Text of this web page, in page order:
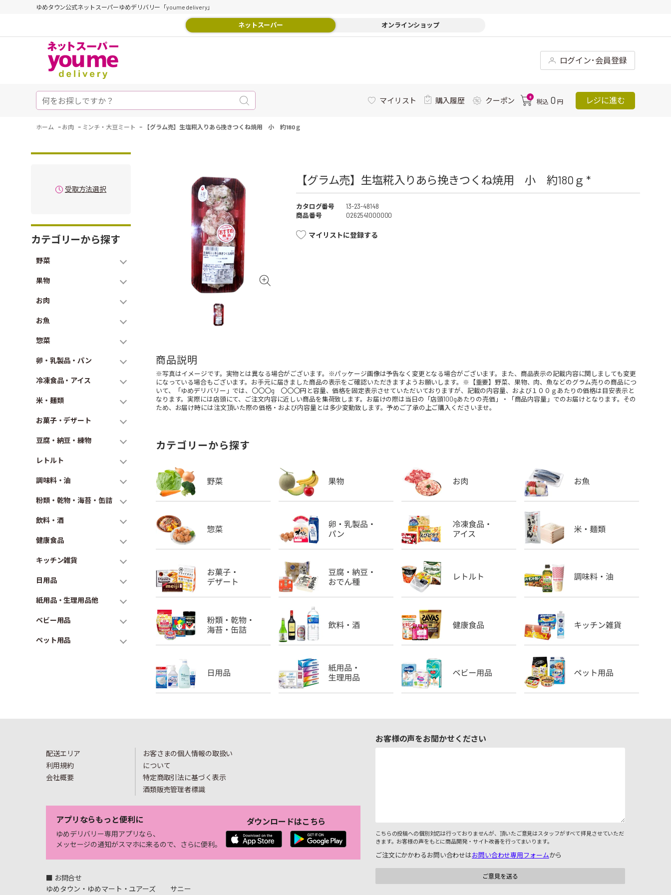
ゆめタウン公式ネットスーパーゆめデリバリー「youme delivery」
ネットスーパー オンラインショップ
ログイン･会員登録
マイリスト 購入履歴 クーポン 0
税込 0 円 レジに進む
ホーム - お肉 - ミンチ・大豆ミート - 【グラム売】生塩糀入りあら挽きつくね焼用 小 約180ｇ
受取方法選択
カテゴリーから探す
野菜
果物
お肉
お魚
惣菜
卵・乳製品・パン
冷凍食品・アイス
米・麺類
お菓子・デザート
豆腐・納豆・練物
レトルト
調味料・油
粉類・乾物・海苔・缶詰
飲料・酒
健康食品
キッチン雑貨
日用品
紙用品・生理用品他
ベビー用品
ペット用品
【グラム売】生塩糀入りあら挽きつくね焼用 小 約180ｇ *
カタログ番号
13-23-48148
商品番号
0262541000000
マイリストに登録する
商品説明
※写真はイメージです。実物とは異なる場合がございます。※パッケージ画像は予告なく変更となる場合がございます。また、商品表示の記載内容に関しましても変更
になっている場合もございます。お手元に届きました商品の表示をご確認いただきますようお願いします。※【重要】野菜、果物、肉、魚などのグラム売りの商品につ
いて、「ゆめデリバリー」では、〇〇〇g 〇〇〇円と容量、価格を固定表示させていただいておりますが、記載の内容量、および１００ｇあたりの価格は目安表示と
なります。実際には店頭にて、ご注文内容に近しい商品を集荷致します。お届けの際は当日の「店頭100gあたりの売価」・「商品内容量」でのお届けとなります。その
ため、お届け時には注文頂いた際の価格・および内容量とは多少変動致します。予めご了承の上ご購入くださいませ。
カテゴリーから探す
配送エリア
利用規約
会社概要
お客さまの個人情報の取扱い
について
特定商取引法に基づく表示
酒類販売管理者標識
アプリならもっと便利に
ゆめデリバリー専用アプリなら、
メッセージの通知がスマホに来るので、さらに便利。
ダウンロードはこちら
■ お問合せ
ゆめタウン・ゆめマート・ユアーズ
サニー
お客様の声をお聞かせください
こちらの投稿への個別対応は行っておりませんが、頂いたご意見はスタッフがすべて拝見させていただ
きます。お客様の声をもとに商品開発・サイト改善を行ってまいります。
ご注文にかかわるお問い合わせはお問い合わせ専用フォームから